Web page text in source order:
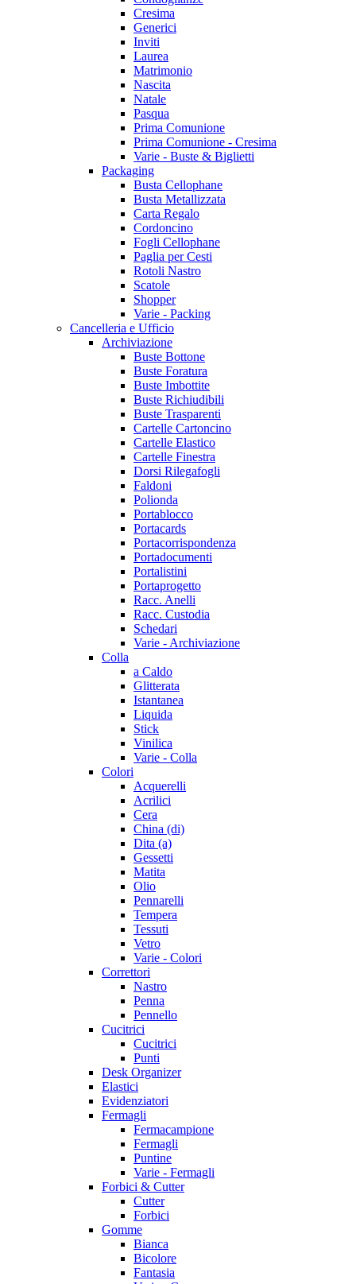
Cresima
Generici
Inviti
Laurea
Matrimonio
Nascita
Natale
Pasqua
Prima Comunione
Prima Comunione - Cresima
Varie - Buste & Biglietti
Packaging
Busta Cellophane
Busta Metallizzata
Carta Regalo
Cordoncino
Fogli Cellophane
Paglia per Cesti
Rotoli Nastro
Scatole
Shopper
Varie - Packing
Cancelleria e Ufficio
Archiviazione
Buste Bottone
Buste Foratura
Buste Imbottite
Buste Richiudibili
Buste Trasparenti
Cartelle Cartoncino
Cartelle Elastico
Cartelle Finestra
Dorsi Rilegafogli
Faldoni
Polionda
Portablocco
Portacards
Portacorrispondenza
Portadocumenti
Portalistini
Portaprogetto
Racc. Anelli
Racc. Custodia
Schedari
Varie - Archiviazione
Colla
a Caldo
Glitterata
Istantanea
Liquida
Stick
Vinilica
Varie - Colla
Colori
Acquerelli
Acrilici
Cera
China (di)
Dita (a)
Gessetti
Matita
Olio
Pennarelli
Tempera
Tessuti
Vetro
Varie - Colori
Correttori
Nastro
Penna
Pennello
Cucitrici
Cucitrici
Punti
Desk Organizer
Elastici
Evidenziatori
Fermagli
Fermacampione
Fermagli
Puntine
Varie - Fermagli
Forbici & Cutter
Cutter
Forbici
Gomme
Bianca
Bicolore
Fantasia